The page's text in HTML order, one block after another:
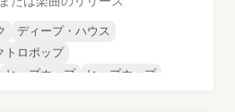
ディープ・ハウス
トロポップ
ヒップホップ
ヒップホップ